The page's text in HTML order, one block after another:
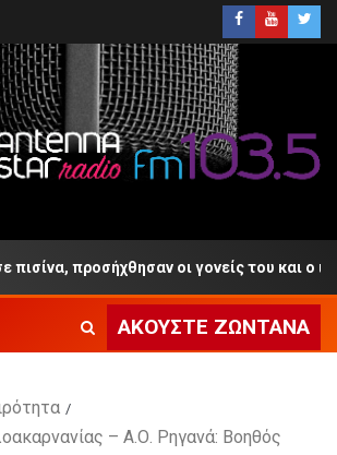
προσήχθησαν οι γονείς του και ο
ΑΚΟΎΣΤΕ ΖΩΝΤΑΝΆ
– Α.Ο. Ρηγανά: Βοηθός